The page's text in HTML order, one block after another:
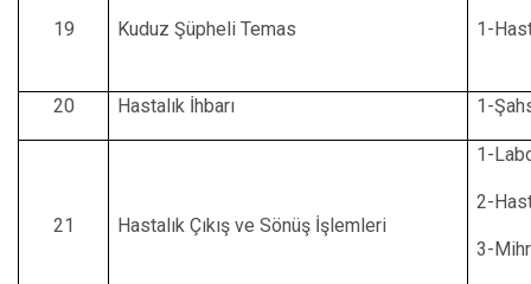
19 Kuduz Şüpheli Temas 1-
20 Hastalık İhbarı 1-
21 Hastalık Çıkış ve Sönüş İşlemleri
1-
2-
3-